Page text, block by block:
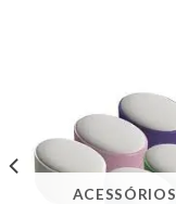
ACESSÓRIOS